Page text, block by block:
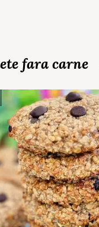
fara carne
Recipe